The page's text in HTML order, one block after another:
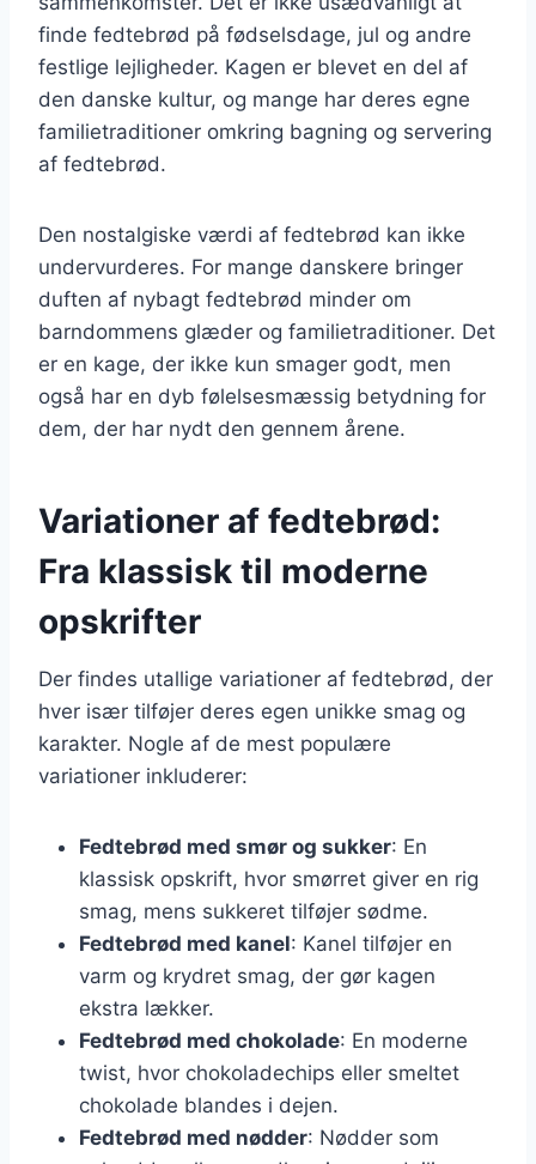
finde fedtebrød på fødselsdage, jul og andre
festlige lejligheder. Kagen er blevet en del af
den danske kultur, og mange har deres egne
familietraditioner omkring bagning og servering
af fedtebrød.
Den nostalgiske værdi af fedtebrød kan ikke
undervurderes. For mange danskere bringer
duften af nybagt fedtebrød minder om
barndommens glæder og familietraditioner. Det
er en kage, der ikke kun smager godt, men
også har en dyb følelsesmæssig betydning for
dem, der har nydt den gennem årene.
Variationer af fedtebrød:
Fra klassisk til moderne
opskrifter
Der findes utallige variationer af fedtebrød, der
hver især tilføjer deres egen unikke smag og
karakter. Nogle af de mest populære
variationer inkluderer:
Fedtebrød med smør og sukker: En
klassisk opskrift, hvor smørret giver en rig
smag, mens sukkeret tilføjer sødme.
Fedtebrød med kanel: Kanel tilføjer en
varm og krydret smag, der gør kagen
ekstra lækker.
Fedtebrød med chokolade: En moderne
twist, hvor chokoladechips eller smeltet
chokolade blandes i dejen.
Fedtebrød med nødder: Nødder som